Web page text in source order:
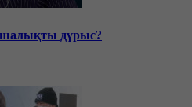
дұрыс?